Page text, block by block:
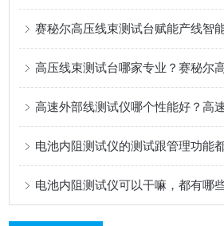
赛秘尔高压线束测试台赋能产线智
电池内阻测试仪可以干嘛，都有哪